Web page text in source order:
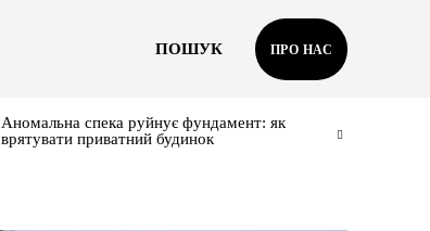
ПОШУК ПРО НАС
Аномальна спека руйнує фундамент: як
врятувати приватний будинок